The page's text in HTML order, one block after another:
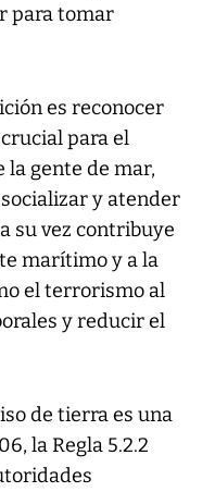
para tomar
es reconocer
para el
gente de mar,
y atender
su vez contribuye
marítimo y a la
el terrorismo al
y reducir el
de tierra es una
la Regla 5.2.2